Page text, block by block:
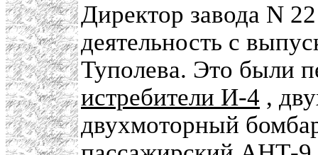
Директор завода N
деятельность с
Туполева. Это были
истребители И-4 ,
двухмоторный